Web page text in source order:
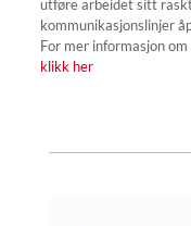
utføre arbeidet sitt
kommunikasjonslinjer
For mer informasjon
klikk her